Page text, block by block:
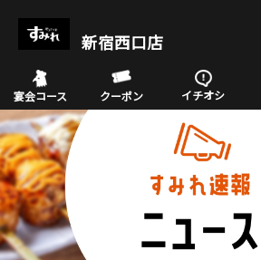
新宿西口店
宴会コース クーポン イチオシ